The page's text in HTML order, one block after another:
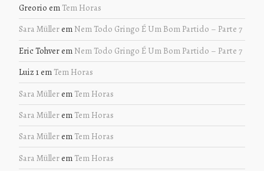
Greorio em Tem Horas
Sara Müllerem Nem Todo Gringo É Um Bom Partido – Parte 7
Eric Tohverem Nem Todo Gringo É Um Bom Partido – Parte 7
Luiz 1em Tem Horas
Sara Müllerem Tem Horas
Sara Müllerem Tem Horas
Sara Müllerem Tem Horas
Sara Müllerem Tem Horas